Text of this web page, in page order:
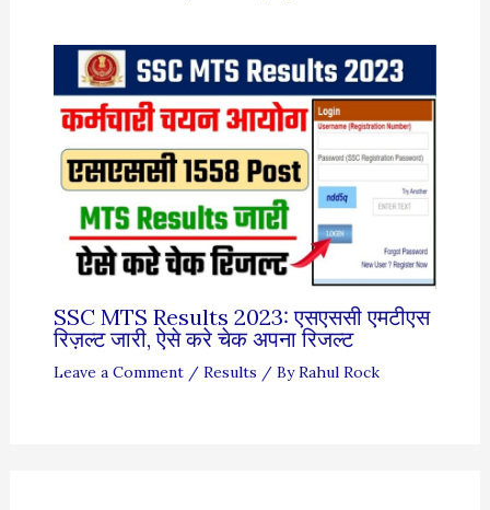
SSC MTS Results 2023: एसएससी एमटीएस
रिज़ल्ट जारी, ऐसे करे चेक अपना रिजल्ट
Leave a Comment / Results / ByRahul Rock